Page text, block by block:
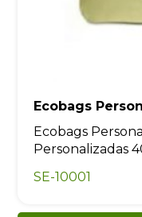
Ecobags
Ecobags
Personalizadas
SE-10001